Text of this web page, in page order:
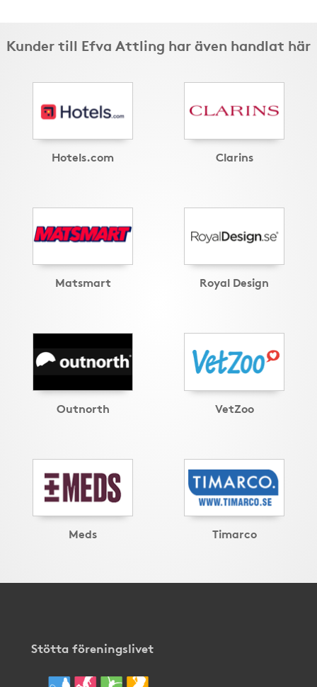
Kunder till Efva Attling har även handlat här
Hotels.com Clarins
Matsmart Royal Design
Outnorth VetZoo
Meds Timarco
Stötta föreningslivet